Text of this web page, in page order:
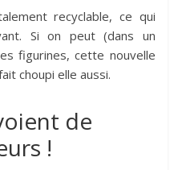
recyclable, ce qui
Si on peut (dans un
figurines, cette nouvelle
choupi elle aussi.
de
!